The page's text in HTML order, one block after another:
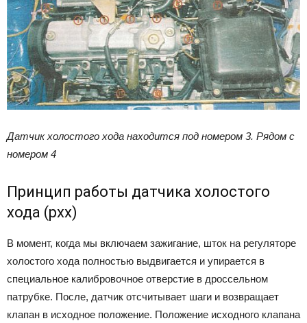
Датчик холостого хода находится под номером 3. Рядом с
номером 4
Принцип работы датчика холостого
хода (рхх)
В момент, когда мы включаем зажигание, шток на регуляторе
холостого хода полностью выдвигается и упирается в
специальное калибровочное отверстие в дроссельном
патрубке. После, датчик отсчитывает шаги и возвращает
клапан в исходное положение. Положение исходного клапана